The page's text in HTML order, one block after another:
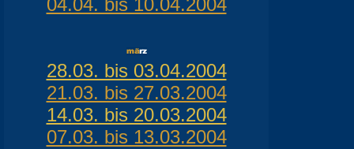
04.04. bis 10.04.2004
28.03. bis 03.04.2004
21.03. bis 27.03.2004
14.03. bis 20.03.2004
07.03. bis 13.03.2004